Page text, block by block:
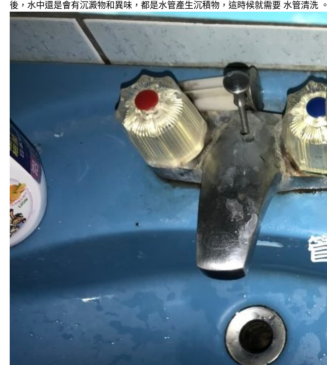
後，水中還是會有沉澱物和異味，都是水管產生沉積物，這時候就需要 水管清洗 。